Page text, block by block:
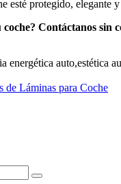
esté protegido, elegante
Contáctanos
energética auto,estética
de Láminas para Coche